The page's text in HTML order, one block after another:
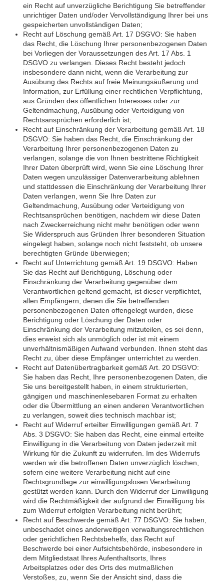
ein Recht auf unverzügliche Berichtigung Sie betreffender
unrichtiger Daten und/oder Vervollständigung Ihrer bei uns
gespeicherten unvollständigen Daten;
Recht auf Löschung gemäß Art. 17 DSGVO: Sie haben
das Recht, die Löschung Ihrer personenbezogenen Daten
bei Vorliegen der Voraussetzungen des Art. 17 Abs. 1
DSGVO zu verlangen. Dieses Recht besteht jedoch
insbesondere dann nicht, wenn die Verarbeitung zur
Ausübung des Rechts auf freie Meinungsäußerung und
Information, zur Erfüllung einer rechtlichen Verpflichtung,
aus Gründen des öffentlichen Interesses oder zur
Geltendmachung, Ausübung oder Verteidigung von
Rechtsansprüchen erforderlich ist;
Recht auf Einschränkung der Verarbeitung gemäß Art. 18
DSGVO: Sie haben das Recht, die Einschränkung der
Verarbeitung Ihrer personenbezogenen Daten zu
verlangen, solange die von Ihnen bestrittene Richtigkeit
Ihrer Daten überprüft wird, wenn Sie eine Löschung Ihrer
Daten wegen unzulässiger Datenverarbeitung ablehnen
und stattdessen die Einschränkung der Verarbeitung Ihrer
Daten verlangen, wenn Sie Ihre Daten zur
Geltendmachung, Ausübung oder Verteidigung von
Rechtsansprüchen benötigen, nachdem wir diese Daten
nach Zweckerreichung nicht mehr benötigen oder wenn
Sie Widerspruch aus Gründen Ihrer besonderen Situation
eingelegt haben, solange noch nicht feststeht, ob unsere
berechtigten Gründe überwiegen;
Recht auf Unterrichtung gemäß Art. 19 DSGVO: Haben
Sie das Recht auf Berichtigung, Löschung oder
Einschränkung der Verarbeitung gegenüber dem
Verantwortlichen geltend gemacht, ist dieser verpflichtet,
allen Empfängern, denen die Sie betreffenden
personenbezogenen Daten offengelegt wurden, diese
Berichtigung oder Löschung der Daten oder
Einschränkung der Verarbeitung mitzuteilen, es sei denn,
dies erweist sich als unmöglich oder ist mit einem
unverhältnismäßigen Aufwand verbunden. Ihnen steht das
Recht zu, über diese Empfänger unterrichtet zu werden.
Recht auf Datenübertragbarkeit gemäß Art. 20 DSGVO:
Sie haben das Recht, Ihre personenbezogenen Daten, die
Sie uns bereitgestellt haben, in einem strukturierten,
gängigen und maschinenlesebaren Format zu erhalten
oder die Übermittlung an einen anderen Verantwortlichen
zu verlangen, soweit dies technisch machbar ist;
Recht auf Widerruf erteilter Einwilligungen gemäß Art. 7
Abs. 3 DSGVO: Sie haben das Recht, eine einmal erteilte
Einwilligung in die Verarbeitung von Daten jederzeit mit
Wirkung für die Zukunft zu widerrufen. Im des Widerrufs
werden wir die betroffenen Daten unverzüglich löschen,
sofern eine weitere Verarbeitung nicht auf eine
Rechtsgrundlage zur einwilligungslosen Verarbeitung
gestützt werden kann. Durch den Widerruf der Einwilligung
wird die Rechtmäßigkeit der aufgrund der Einwilligung bis
zum Widerruf erfolgten Verarbeitung nicht berührt;
Recht auf Beschwerde gemäß Art. 77 DSGVO: Sie haben,
unbeschadet eines anderweitigen verwaltungsrechtlichen
oder gerichtlichen Rechtsbehelfs, das Recht auf
Beschwerde bei einer Aufsichtsbehörde, insbesondere in
dem Mitgliedstaat Ihres Aufenthaltsorts, Ihres
Arbeitsplatzes oder des Orts des mutmaßlichen
Verstoßes, zu, wenn Sie der Ansicht sind, dass die